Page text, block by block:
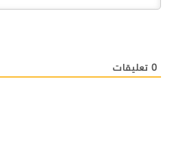
0 تعليقات